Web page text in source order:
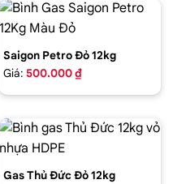
Saigon Petro Đỏ 12kg
Giá: 500.000 ₫
Gas Thủ Đức Đỏ 12kg